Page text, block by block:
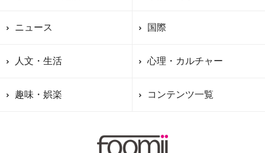
ニュース 国際
人文・生活 心理・カルチャー
趣味・娯楽 コンテンツ一覧